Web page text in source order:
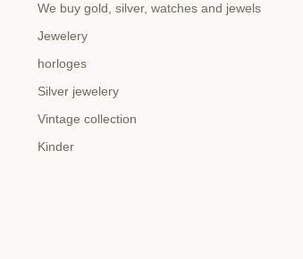
We buy gold, silver, watches and jewels
Jewelery
horloges
Silver jewelery
Vintage collection
Kinder